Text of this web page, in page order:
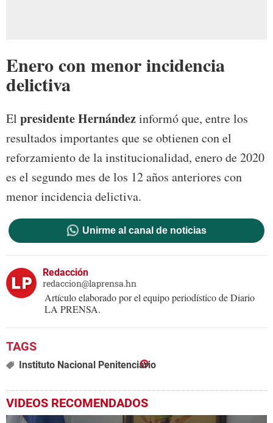
Enero con menor incidencia
delictiva
El presidente Hernándezinformó que, entre los
resultados importantes que se obtienen con el
reforzamiento de la institucionalidad, enero de 2020
es el segundo mes de los 12 años anteriores con
menor incidencia delictiva.
Unirme al canal de noticias
Redacción
redaccion@laprensa.hn
Artículo elaborado por el equipo periodístico de Diario
LA PRENSA.
Instituto Nacional Penitenciario
VIDEOS RECOMENDADOS